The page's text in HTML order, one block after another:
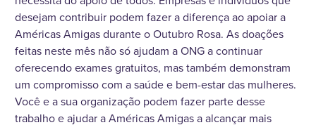
desejam contribuir podem fazer a diferença ao apoiar a
Américas Amigas durante o Outubro Rosa. As doações
feitas neste mês não só ajudam a ONG a continuar
oferecendo exames gratuitos, mas também demonstram
um compromisso com a saúde e bem-estar das mulheres.
Você e a sua organização podem fazer parte desse
trabalho e ajudar a Américas Amigas a alcançar mais